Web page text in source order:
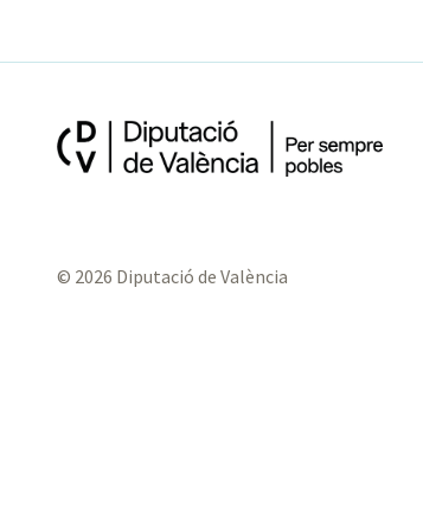
© 2026 Diputació de València